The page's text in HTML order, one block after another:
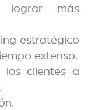
lograr más
estratégico
extenso.
los clientes a